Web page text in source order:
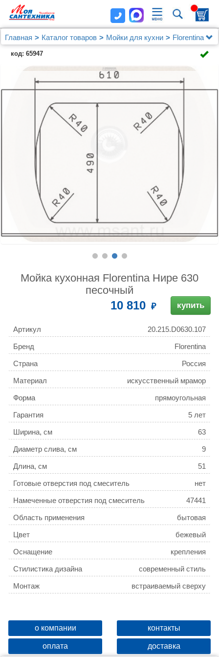
Главная Каталог товаров Мойки для кухни
Florentina
Мойка кухонная Florentina Нире 630 песочный
код: 65947
Мойка кухонная Florentina Нире 630
песочный
10 810 купить
Артикул 20.215.D0630.107
Бренд Florentina
Страна Россия
Материал искусственный мрамор
Форма прямоугольная
Гарантия 5 лет
Ширина, см 63
Диаметр слива, см 9
Длина, см 51
Готовые отверстия под смеситель нет
Намеченные отверстия под смеситель 47441
Область применения бытовая
Цвет бежевый
Оснащение крепления
Стилистика дизайна современный стиль
Монтаж встраиваемый сверху
о компании контакты
оплата доставка